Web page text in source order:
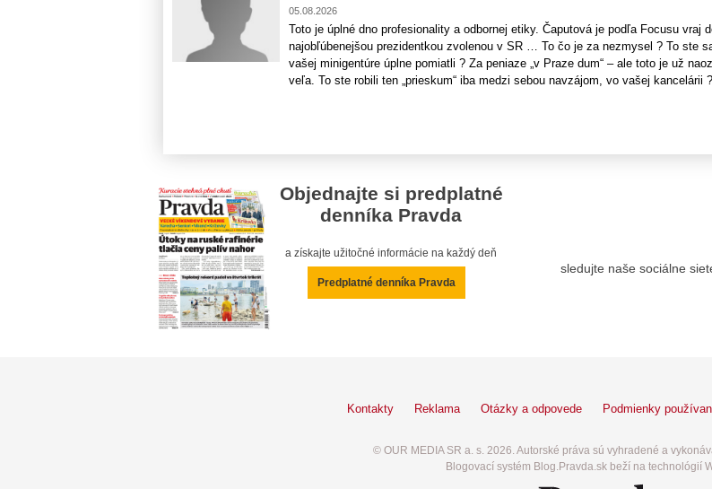
05.08.2026
Toto je úplné dno profesionality a odbornej etiky. Čaputová je podľa Focusu vraj
najobľúbenejšou prezidentkou zvolenou v SR … To čo je za nezmysel ? To ste
vašej minigentúre úplne pomiatli ? Za peniaze „v Praze dum“ – ale toto je už
veľa. To ste robili ten „prieskum“ iba medzi sebou navzájom, vo vašej kancelárii
Objednajte si predplatné
denníka Pravda
a získajte užitočné informácie na každý deň
Predplatné denníka Pravda
sledujte naše sociálne
Kontakty Reklama Otázky a odpovede Podmienky
© OUR MEDIA SR a. s. 2026. Autorské práva sú vyhradené a
Blogovací systém Blog.Pravda.sk beží na technológií